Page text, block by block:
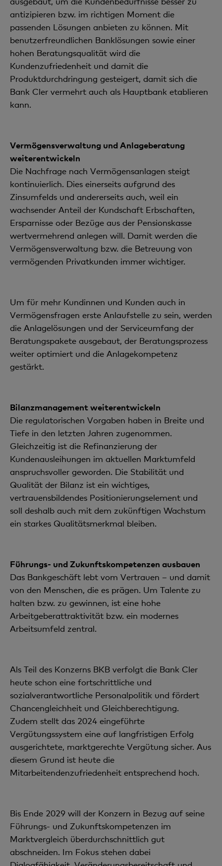
antizipieren bzw. im richtigen Moment die
passenden Lösungen anbieten zu können. Mit
benutzerfreundlichen Banklösungen sowie einer
hohen Beratungsqualität wird die
Kundenzufriedenheit und damit die
Produktdurchdringung gesteigert, damit sich die
Bank Cler vermehrt auch als Hauptbank etablieren
kann.
Vermögensverwaltung und Anlageberatung
weiterentwickeln
Die Nachfrage nach Vermögensanlagen steigt
kontinuierlich. Dies einerseits aufgrund des
Zinsumfelds und andererseits auch, weil ein
wachsender Anteil der Kundschaft Erbschaften,
Ersparnisse oder Bezüge aus der Pensionskasse
wertvermehrend anlegen will. Damit werden die
Vermögensverwaltung bzw. die Betreuung von
vermögenden Privatkunden immer wichtiger.
Um für mehr Kundinnen und Kunden auch in
Vermögensfragen erste Anlaufstelle zu sein, werden
die Anlagelösungen und der Serviceumfang der
Beratungspakete ausgebaut, der Beratungsprozess
weiter optimiert und die Anlagekompetenz
gestärkt.
Bilanzmanagement weiterentwickeln
Die regulatorischen Vorgaben haben in Breite und
Tiefe in den letzten Jahren zugenommen.
Gleichzeitig ist die Refinanzierung der
Kundenausleihungen im aktuellen Marktumfeld
anspruchsvoller geworden. Die Stabilität und
Qualität der Bilanz ist ein wichtiges,
vertrauensbildendes Positionierungselement und
soll deshalb auch mit dem zukünftigen Wachstum
ein starkes Qualitätsmerkmal bleiben.
Führungs- und Zukunftskompetenzen ausbauen
Das Bankgeschäft lebt vom Vertrauen – und damit
von den Menschen, die es prägen. Um Talente zu
halten bzw. zu gewinnen, ist eine hohe
Arbeitgeberattraktivität bzw. ein modernes
Arbeitsumfeld zentral.
Als Teil des Konzerns BKB verfolgt die Bank Cler
heute schon eine fortschrittliche und
sozialverantwortliche Personalpolitik und fördert
Chancengleichheit und Gleichberechtigung.
Zudem stellt das 2024 eingeführte
Vergütungssystem eine auf langfristigen Erfolg
ausgerichtete, marktgerechte Vergütung sicher. Aus
diesem Grund ist heute die
Mitarbeitendenzufriedenheit entsprechend hoch.
Bis Ende 2029 will der Konzern in Bezug auf seine
Führungs- und Zukunftskompetenzen im
Marktvergleich überdurchschnittlich gut
abschneiden. Im Fokus stehen dabei